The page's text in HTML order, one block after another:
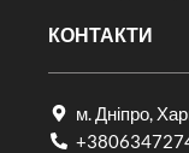
КОНТАКТИ
м. Дніпро,